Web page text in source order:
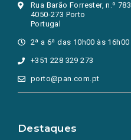
Rua Barão Forrester, n.º 783
4050-273 Porto
Portugal
2ª a 6ª das 10h00 às 16h00
+351 228 329 273
porto@pan.com.pt
Destaques